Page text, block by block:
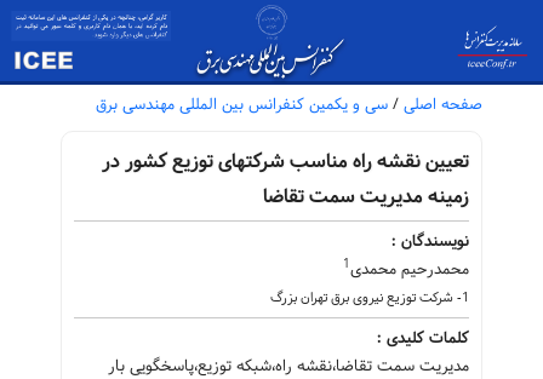
صفحه اصلی / سی و یکمین کنفرانس بین المللی مهندسی برق
تعیین نقشه راه مناسب شرکتهای توزیع کشور در
زمینه مدیریت سمت تقاضا
نویسندگان :
محمدرحیم محمدی1
1- شرکت توزیع نیروی برق تهران بزرگ
کلمات کلیدی :
مدیریت سمت تقاضا،نقشه راه،شبکه توزیع،پاسخگویی بار